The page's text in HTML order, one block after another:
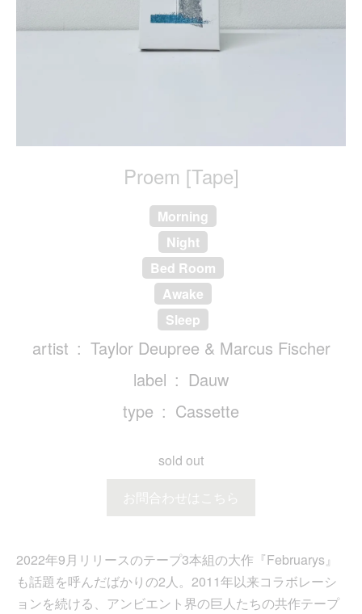
Proem [Tape]
Morning
Night
Bed Room
Awake
Sleep
artist
Taylor Deupree & Marcus Fischer
label
Dauw
type
Cassette
sold out
お問合わせはこちら
2022年9月リリースのテープ3本組の大作『Februarys』
も話題を呼んだばかりの2人。2011年以来コラボレーシ
ョンを続ける、アンビエント界の巨人たちの共作テープ